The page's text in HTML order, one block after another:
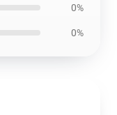
0%
0%